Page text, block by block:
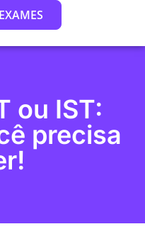
ou IST:
precisa